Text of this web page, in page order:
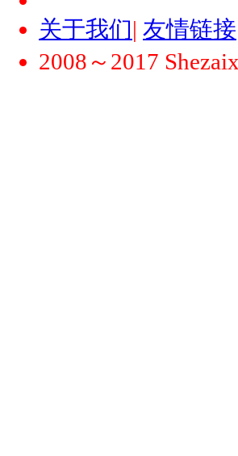
关于我们| 友情链接
2008～2017